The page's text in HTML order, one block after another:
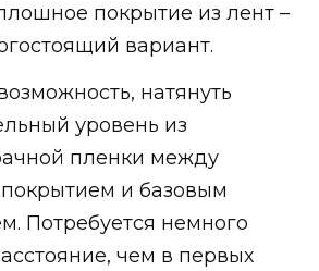
покрытие из лент –
вариант.
натянуть
уровень из
пленки между
и базовым
Потребуется немного
чем в первых